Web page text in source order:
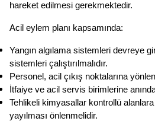
hareket edilmesi gerekmektedir.
Acil eylem planı kapsamında:
Yangın algılama sistemleri devreye
sistemleri çalıştırılmalıdır.
Personel, acil çıkış noktalarına
İtfaiye ve acil servis birimlerine
Tehlikeli kimyasallar kontrollü alanlara
yayılması önlenmelidir.